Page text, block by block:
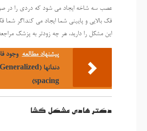
عصب سه شاخه ایجاد می شود که دردی را در
فک بالایی و پایینی شما ایجاد می کند.اگر شما
این مشکل را دارید، هر چه زودتر به پزشک
پیشنهاد مطالعه وجود
دندانها (Generalized
spacing)
دکتر هادی مشکل گشا